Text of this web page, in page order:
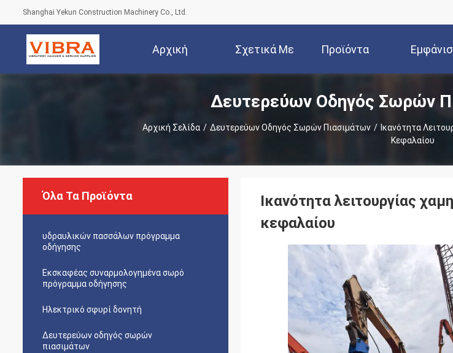
Shanghai Yekun Construction Machinery Co., Ltd.
Αρχική Σχετικά Με
Εμάς
Προϊόντα
Δευτερεύων Οδηγός Σωρών
Αρχική Σελίδα / Δευτερεύων Οδηγός Σωρών Πιασιμάτων / Ικανότητα
Κεφαλαίου
Όλα Τα Προϊόντα
υδραυλικών πασσάλων πρόγραμμα
οδήγησης
Εκσκαφέας συναρμολογημένα σωρό
πρόγραμμα οδήγησης
Ηλεκτρικό σφυρί δονητή
Δευτερεύων οδηγός σωρών
πιασιμάτων
Ικανότητα λειτουργίας
κεφαλαίου